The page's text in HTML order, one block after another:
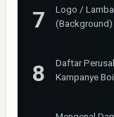
Logo /
(Background)
Daftar
Kampanye